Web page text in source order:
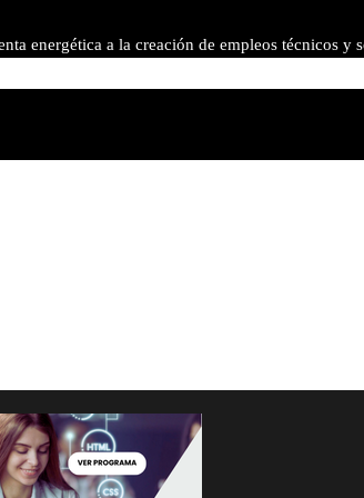
energética a la creación de empleos técnicos y